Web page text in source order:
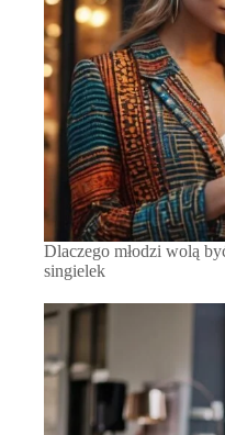
Dlaczego młodzi wolą
singielek